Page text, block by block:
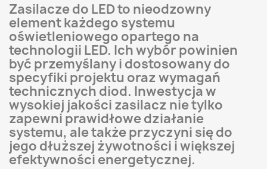
Zasilacze do LED to nieodzowny
element każdego systemu
oświetleniowego opartego na
technologii LED. Ich wybór powinien
być przemyślany i dostosowany do
specyfiki projektu oraz wymagań
technicznych diod. Inwestycja w
wysokiej jakości zasilacz nie tylko
zapewni prawidłowe działanie
systemu, ale także przyczyni się do
jego dłuższej żywotności i większej
efektywności energetycznej.